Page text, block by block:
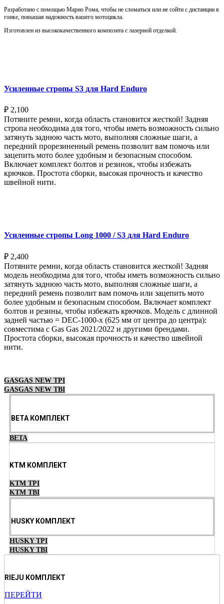
Разработано с помощью Марио Рома, чтобы не сломаться или не сойти с дистанции в
гонке, повышая надежность вашего мотоцикла.
Изготовлен из высококачественного композита с лазерной отделкой.
Усиленные стропы S3 для Hard Enduro
₽ 2,100
Потяните ремни, когда область становится жесткой! Задняя
стропа необходима для того, чтобы иметь возможность сильно
затянуть заднюю часть мото, выполняя сложные шаги, а
передний прорезиненный ремень позволит вам помочь или
зацепить мото более удобным и безопасным способом.
Включает комплект болтов и резинок, чтобы избежать
крючков. Простота сборки, высокая прочность и качество
швейной нити.
Усиленные стропы Long 1000 / S3 для Hard Enduro
₽ 2,400
Потяните ремни, когда область становится жесткой! Задняя
модель необходима для того, чтобы иметь возможность сильно
затянуть заднюю часть мото, выполняя сложные шаги, а
передний ремень позволит вам помочь или зацепить мото
более удобным и безопасным способом. Включает комплект
болтов и резины, чтобы избежать крючков. Модель с длинной
задней частью = DEC-1000-x (625 мм от центра до центра):
совместима с Gas Gas 2021/2022 и другими брендами.
Простота сборки, высокая прочность и качество швейной
нити.
GASGAS NEW TPI
GASGAS NEW TBI
BETA КОМПЛЕКТ
BETA
KTM КОМПЛЕКТ
KTM TPI
KTM TBI
HUSKY КОМПЛЕКТ
HUSKY TPI
HUSKY TBI
RIEJU КОМПЛЕКТ
ПЕРЕЙТИ